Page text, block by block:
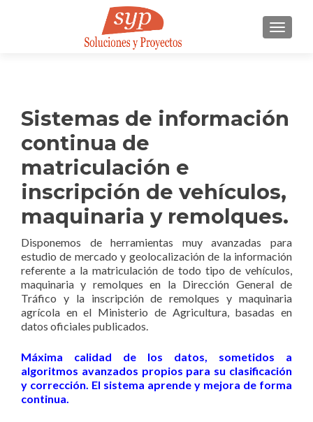
Sistemas de información
continua de
matriculación e
inscripción de vehículos,
maquinaria y remolques.
Disponemos de herramientas muy avanzadas para
estudio de mercado y geolocalización de la información
referente a la matriculación de todo tipo de vehículos,
maquinaria y remolques en la Dirección General de
Tráfico y la inscripción de remolques y maquinaria
agrícola en el Ministerio de Agricultura, basadas en
datos oficiales publicados.
Máxima calidad de los datos, sometidos a
algoritmos avanzados propios para su clasificación
y corrección. El sistema aprende y mejora de forma
continua.